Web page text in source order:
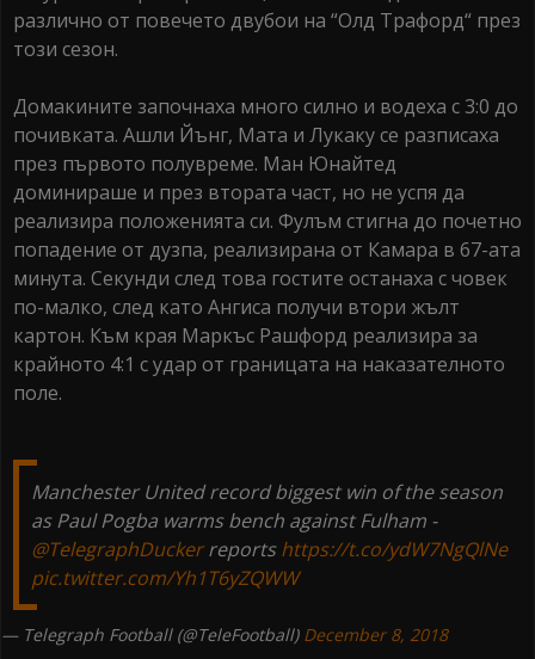
различно от повечето двубои на “Олд Трафорд“ през
този сезон.
Домакините започнаха много силно и водеха с 3:0 до
почивката. Ашли Йънг, Мата и Лукаку се разписаха
през първото полувреме. Ман Юнайтед
доминираше и през втората част, но не успя да
реализира положенията си. Фулъм стигна до почетно
попадение от дузпа, реализирана от Камара в 67-ата
минута. Секунди след това гостите останаха с човек
по-малко, след като Ангиса получи втори жълт
картон. Към края Маркъс Рашфорд реализира за
крайното 4:1 с удар от границата на наказателното
поле.
Manchester United record biggest win of the season
as Paul Pogba warms bench against Fulham -
@TelegraphDuckerreportshttps://t.co/ydW7NgQlNe
pic.twitter.com/Yh1T6yZQWW
— Telegraph Football (@TeleFootball) December 8, 2018